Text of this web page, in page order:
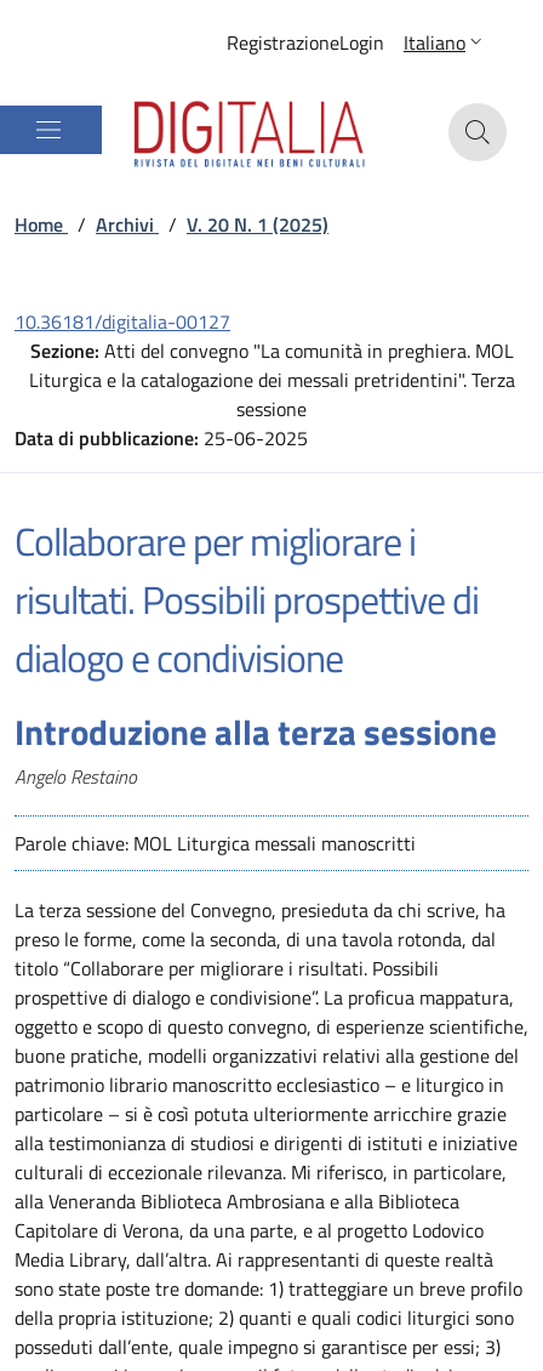
RegistrazioneLogin Italiano
Home / Archivi / V. 20 N. 1 (2025)
10.36181/digitalia-00127
Sezione: Atti del convegno "La comunità in preghiera. MOL
Liturgica e la catalogazione dei messali pretridentini". Terza
sessione
Data di pubblicazione: 25-06-2025
Collaborare per migliorare i
risultati. Possibili prospettive di
dialogo e condivisione
Introduzione alla terza sessione
Autori
Angelo Restaino
Parole chiave: MOL Liturgica messali manoscritti
La terza sessione del Convegno, presieduta da chi scrive, ha
preso le forme, come la seconda, di una tavola rotonda, dal
titolo “Collaborare per migliorare i risultati. Possibili
prospettive di dialogo e condivisione”. La proficua mappatura,
oggetto e scopo di questo convegno, di esperienze scientifiche,
buone pratiche, modelli organizzativi relativi alla gestione del
patrimonio librario manoscritto ecclesiastico – e liturgico in
particolare – si è così potuta ulteriormente arricchire grazie
alla testimonianza di studiosi e dirigenti di istituti e iniziative
culturali di eccezionale rilevanza. Mi riferisco, in particolare,
alla Veneranda Biblioteca Ambrosiana e alla Biblioteca
Capitolare di Verona, da una parte, e al progetto Lodovico
Media Library, dall’altra. Ai rappresentanti di queste realtà
sono state poste tre domande: 1) tratteggiare un breve profilo
della propria istituzione; 2) quanti e quali codici liturgici sono
posseduti dall’ente, quale impegno si garantisce per essi; 3)